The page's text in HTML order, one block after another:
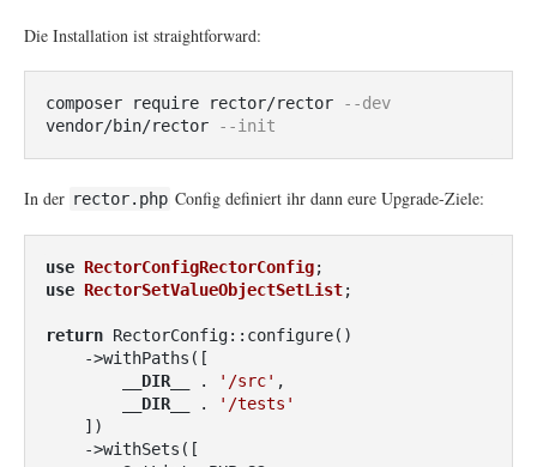
Die Installation ist straightforward:
composer require rector/rector
--dev
vendor/bin/rector
--init
In der rector.php Config definiert ihr dann eure Upgrade-Ziele:
use RectorConfigRectorConfig
use RectorSetValueObjectSetList;
return RectorConfig::configure()
__DIR__
. '/src' ,
__DIR__
.
'/tests'